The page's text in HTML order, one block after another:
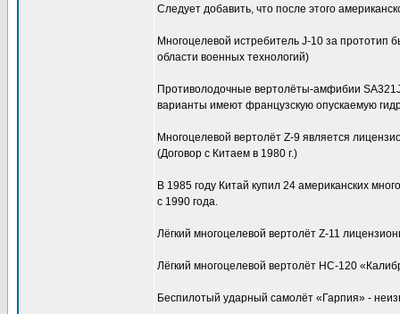
Следует добавить, что после этого
Многоцелевой истребитель J-10 за прототип
области военных технологий)
Противолодочные вертолёты-амфибии
варианты имеют французскую опускаемую
Многоцелевой вертолёт Z-9 является
(Договор с Китаем в 1980 г.)
В 1985 году Китай купил 24 американских
с 1990 года.
Лёгкий многоцелевой вертолёт Z-11
Лёгкий многоцелевой вертолёт НС-120
Беспилотый ударный самолёт «Гарпия» -